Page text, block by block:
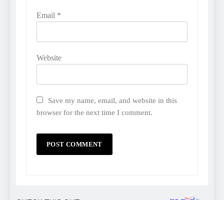
Email *
Website
Save my name, email, and website in this
browser for the next time I comment.